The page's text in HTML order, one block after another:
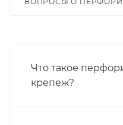
Что такое
крепеж?